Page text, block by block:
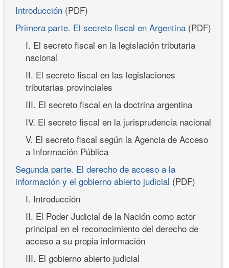
Introducción (PDF)
Primera parte. El secreto fiscal en Argentina (PDF)
I. El secreto fiscal en la legislación tributaria
nacional
II. El secreto fiscal en las legislaciones
tributarias provinciales
III. El secreto fiscal en la doctrina argentina
IV. El secreto fiscal en la jurisprudencia nacional
V. El secreto fiscal según la Agencia de Acceso
a Información Pública
Segunda parte. El derecho de acceso a la
información y el gobierno abierto judicial (PDF)
I. Introducción
II. El Poder Judicial de la Nación como actor
principal en el reconocimiento del derecho de
acceso a su propia información
III. El gobierno abierto judicial